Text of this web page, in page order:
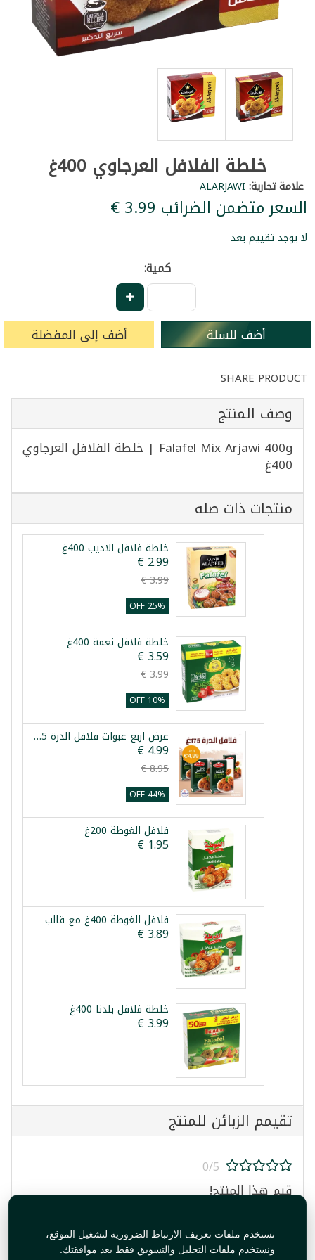
نستخدم ملفات تعريف الارتباط الضرورية لتشغيل الموقع،
ونستخدم ملفات التحليل والتسويق فقط بعد موافقتك.
خلطة الفلافل العرجاوي 400غ
علامة تجارية:ALARJAWI
السعر متضمن الضرائب ‏3.99 €
لا يوجد تقييم بعد
كمية:
أضف للسلة أضف إلى المفضلة
SHARE PRODUCT
وصف المنتج
Falafel Mix Arjawi 400g | خلطة الفلافل العرجاوي
400غ
منتجات ذات صله
خلطة فلافل الاديب 400غ
25% OFF
خلطة فلافل نعمة 400غ
10% OFF
عرض اربع عبوات فلافل الدرة 175غ
44% OFF
فلافل الغوطة 200غ
فلافل الغوطة 400غ مع قالب
خلطة فلافل بلدنا 400غ
تقيمم الزبائن للمنتج
0/5
قيم هذا المنتج!